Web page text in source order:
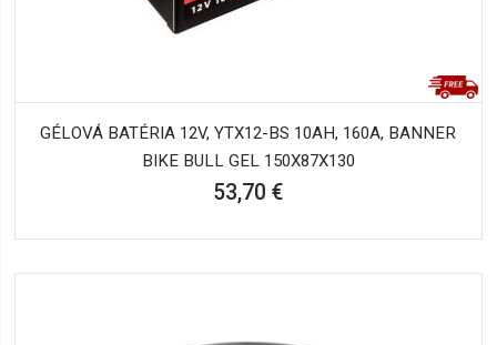
GÉLOVÁ BATÉRIA 12V, YTX12-BS 10AH, 160A, BANNER
BIKE BULL GEL 150X87X130
53,70 €